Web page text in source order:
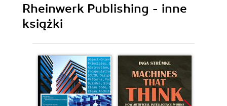
11. Good Code, 2nd Dan: Modularization
12. From Structure to Class
15. Inheritance
16. The Lifecycle of Classes
17. Good Code, 4th Dan: Security, Quality, and
Sustainability
Rheinwerk Publishing - inne
książki